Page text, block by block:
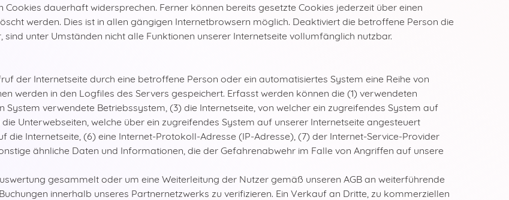
dauerhaft widersprechen. Ferner können bereits gesetzte Cookies jederzeit über einen
werden. Dies ist in allen gängigen Internetbrowsern möglich. Deaktiviert die betroffene Person die
unter Umständen nicht alle Funktionen unserer Internetseite vollumfänglich nutzbar.
der Internetseite durch eine betroffene Person oder ein automatisiertes System eine Reihe von
werden in den Logfiles des Servers gespeichert. Erfasst werden können die (1) verwendeten
verwendete Betriebssystem, (3) die Internetseite, von welcher ein zugreifendes System auf
Unterwebseiten, welche über ein zugreifendes System auf unserer Internetseite angesteuert
die Internetseite, (6) eine Internet-Protokoll-Adresse (IP-Adresse), (7) der Internet-Service-Provider
ähnliche Daten und Informationen, die der Gefahrenabwehr im Falle von Angriffen auf unsere
gesammelt oder um eine Weiterleitung der Nutzer gemäß unseren AGB an weiterführende
innerhalb unseres Partnernetzwerks zu verifizieren. Ein Verkauf an Dritte, zu kommerziellen